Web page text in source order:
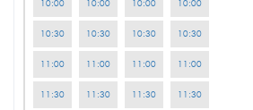
10:00
10:30
11:00
11:30
10:00
10:30
11:00
11:30
10:00
10:30
11:00
11:30
10:00
10:30
11:00
11:30